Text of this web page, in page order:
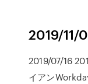
2019/11/
2019/07/16
イアン